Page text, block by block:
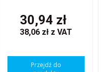
30,94 zł
38,06 zł z VAT
Przejdź do